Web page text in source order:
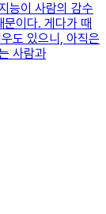
능이 사람의 감수
이다. 게다가 때
도 있으니, 아직은
사람과